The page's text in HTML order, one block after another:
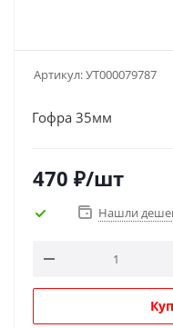
Артикул:УТ000079787
Гофра 35мм
470 ₽/шт
Нашли